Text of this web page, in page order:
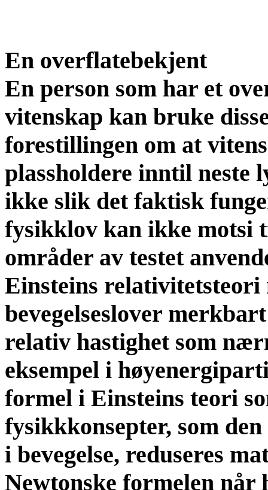
En overflatebekjent
En person som har et
vitenskap kan bruke
forestillingen om at
plassholdere inntil neste
ikke slik det faktisk
fysikklov kan ikke motsi
områder av testet
Einsteins relativitetsteori
bevegelseslover
relativ hastighet som
eksempel i
formel i Einsteins teori
fysikkkonsepter, som
i bevegelse, reduseres
Newtonske formelen når